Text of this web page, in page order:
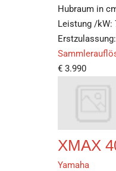
Hubraum in
Leistung /kW:
Erstzulassung:
€ 3.990
XMAX
Yamaha